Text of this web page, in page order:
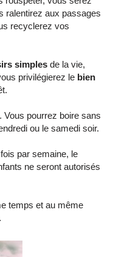
ralentirez aux passages
recyclerez vos
simples de la vie,
privilégierez le bien
. Vous pourrez boire sans
ou le samedi soir.
par semaine, le
ne seront autorisés
temps et au même